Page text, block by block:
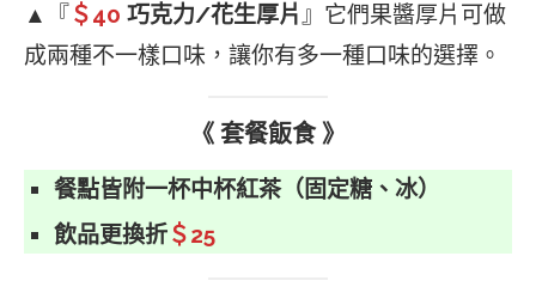
▲『＄40 巧克力/花生厚片 』它們果醬厚片可做
成兩種不一樣口味，讓你有多一種口味的選擇。
《 套餐飯食 》
餐點皆附一杯中杯紅茶（固定糖、冰）
飲品更換折＄25